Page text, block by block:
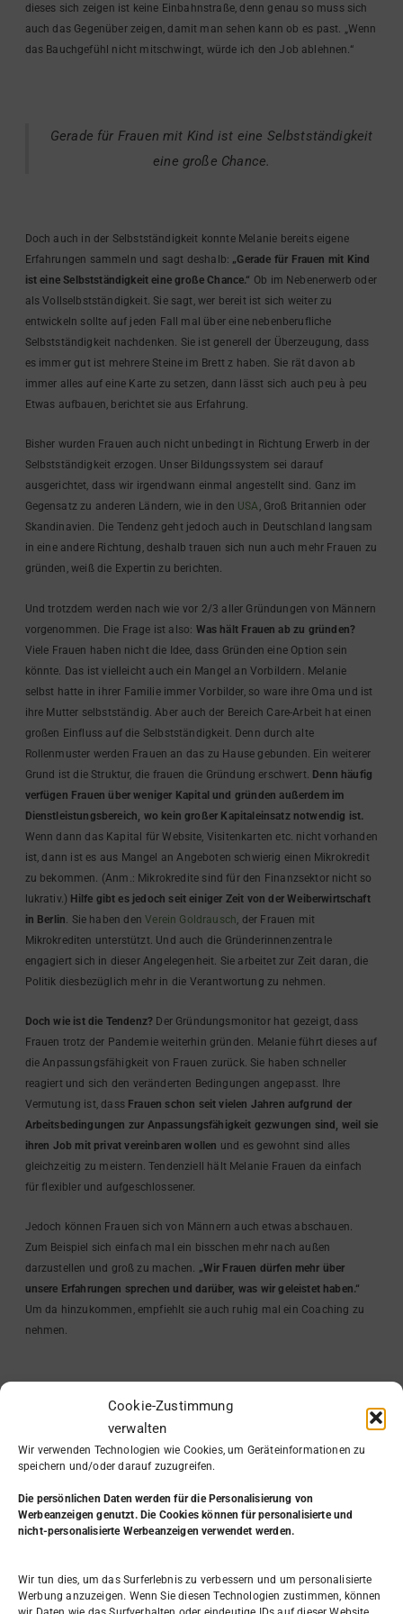
Cookie-Zustimmung
verwalten
Wir verwenden Technologien wie Cookies, um Geräteinformationen zu
speichern und/oder darauf zuzugreifen.
Die persönlichen Daten werden für die Personalisierung von
Werbeanzeigen genutzt. Die Cookies können für personalisierte und
nicht-personalisierte Werbeanzeigen verwendet werden.
Wir tun dies, um das Surferlebnis zu verbessern und um personalisierte
Werbung anzuzeigen. Wenn Sie diesen Technologien zustimmen, können
dieses sich zeigen ist keine Einbahnstraße, denn genau so muss sich
auch das Gegenüber zeigen, damit man sehen kann ob es past. „Wenn
das Bauchgefühl nicht mitschwingt, würde ich den Job ablehnen.“
Gerade für Frauen mit Kind ist eine Selbstständigkeit
eine große Chance.
Doch auch in der Selbstständigkeit konnte Melanie bereits eigene
Erfahrungen sammeln und sagt deshalb: „Gerade für Frauen mit Kind
ist eine Selbstständigkeit eine große Chance.“ Ob im Nebenerwerb oder
als Vollselbstständigkeit. Sie sagt, wer bereit ist sich weiter zu
entwickeln sollte auf jeden Fall mal über eine nebenberufliche
Selbstständigkeit nachdenken. Sie ist generell der Überzeugung, dass
es immer gut ist mehrere Steine im Brett z haben. Sie rät davon ab
immer alles auf eine Karte zu setzen, dann lässt sich auch peu à peu
Etwas aufbauen, berichtet sie aus Erfahrung.
Bisher wurden Frauen auch nicht unbedingt in Richtung Erwerb in der
Selbstständigkeit erzogen. Unser Bildungssystem sei darauf
ausgerichtet, dass wir irgendwann einmal angestellt sind. Ganz im
Gegensatz zu anderen Ländern, wie in den USA, Groß Britannien oder
Skandinavien. Die Tendenz geht jedoch auch in Deutschland langsam
in eine andere Richtung, deshalb trauen sich nun auch mehr Frauen zu
gründen, weiß die Expertin zu berichten.
Und trotzdem werden nach wie vor 2/3 aller Gründungen von Männern
vorgenommen. Die Frage ist also: Was hält Frauen ab zu gründen?
Viele Frauen haben nicht die Idee, dass Gründen eine Option sein
könnte. Das ist vielleicht auch ein Mangel an Vorbildern. Melanie
selbst hatte in ihrer Familie immer Vorbilder, so ware ihre Oma und ist
ihre Mutter selbstständig. Aber auch der Bereich Care-Arbeit hat einen
großen Einfluss auf die Selbstständigkeit. Denn durch alte
Rollenmuster werden Frauen an das zu Hause gebunden. Ein weiterer
Grund ist die Struktur, die frauen die Gründung erschwert. Denn häufig
verfügen Frauen über weniger Kapital und gründen außerdem im
Dienstleistungsbereich, wo kein großer Kapitaleinsatz notwendig ist.
Wenn dann das Kapital für Website, Visitenkarten etc. nicht vorhanden
ist, dann ist es aus Mangel an Angeboten schwierig einen Mikrokredit
zu bekommen. (Anm.: Mikrokredite sind für den Finanzsektor nicht so
lukrativ.) Hilfe gibt es jedoch seit einiger Zeit von der Weiberwirtschaft
in Berlin . Sie haben denVerein Goldrausch , der Frauen mit
Mikrokrediten unterstützt. Und auch die Gründerinnenzentrale
engagiert sich in dieser Angelegenheit. Sie arbeitet zur Zeit daran, die
Politik diesbezüglich mehr in die Verantwortung zu nehmen.
Doch wie ist die Tendenz? Der Gründungsmonitor hat gezeigt, dass
Frauen trotz der Pandemie weiterhin gründen. Melanie führt dieses auf
die Anpassungsfähigkeit von Frauen zurück. Sie haben schneller
reagiert und sich den veränderten Bedingungen angepasst. Ihre
Vermutung ist, dass Frauen schon seit vielen Jahren aufgrund der
Arbeitsbedingungen zur Anpassungsfähigkeit gezwungen sind, weil sie
ihren Job mit privat vereinbaren wollen und es gewohnt sind alles
gleichzeitig zu meistern. Tendenziell hält Melanie Frauen da einfach
für flexibler und aufgeschlossener.
Jedoch können Frauen sich von Männern auch etwas abschauen.
Zum Beispiel sich einfach mal ein bisschen mehr nach außen
darzustellen und groß zu machen. „Wir Frauen dürfen mehr über
unsere Erfahrungen sprechen und darüber, was wir geleistet haben.“
Um da hinzukommen, empfiehlt sie auch ruhig mal ein Coaching zu
nehmen.
Für Frauen, die überlegen in die
Selbstständigkeit zu gehen, lautet
Melanies Empfehlung:
Such vorher aus, wer sich dafür gut eignet
Für Gründerinnen in Berlin ist die Gründerinnenzentrale eine gute
In der Gründerinnenzentrale kann man sich auch gut zu Beginn